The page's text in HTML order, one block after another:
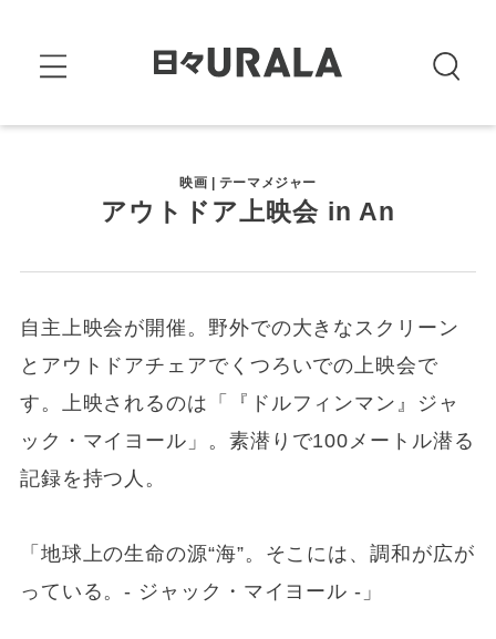
映画 | テーマメジャー
アウトドア上映会 in An
自主上映会が開催。野外での大きなスクリーン
とアウトドアチェアでくつろいでの上映会で
す。上映されるのは「『ドルフィンマン』ジャ
ック・マイヨール」。素潜りで100メートル潜る
記録を持つ人。
「地球上の生命の源“海”。そこには、調和が広が
っている。- ジャック・マイヨール -」